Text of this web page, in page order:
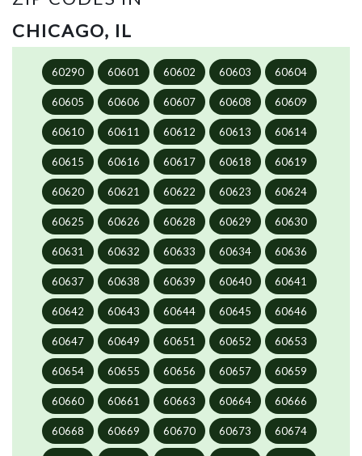
CHICAGO, IL
60290 60601 60602 60603 60604
60605 60606 60607 60608 60609
60610 60611 60612 60613 60614
60615 60616 60617 60618 60619
60620 60621 60622 60623 60624
60625 60626 60628 60629 60630
60631 60632 60633 60634 60636
60637 60638 60639 60640 60641
60642 60643 60644 60645 60646
60647 60649 60651 60652 60653
60654 60655 60656 60657 60659
60660 60661 60663 60664 60666
60668 60669 60670 60673 60674